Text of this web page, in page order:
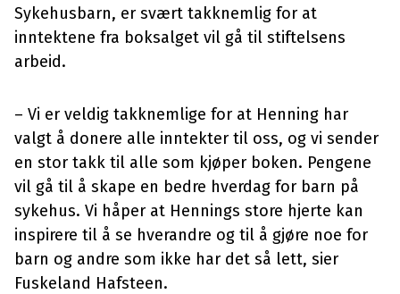
Sykehusbarn, er svært takknemlig for at
inntektene fra boksalget vil gå til stiftelsens
arbeid.
– Vi er veldig takknemlige for at Henning har
valgt å donere alle inntekter til oss, og vi sender
en stor takk til alle som kjøper boken. Pengene
vil gå til å skape en bedre hverdag for barn på
sykehus. Vi håper at Hennings store hjerte kan
inspirere til å se hverandre og til å gjøre noe for
barn og andre som ikke har det så lett, sier
Fuskeland Hafsteen.